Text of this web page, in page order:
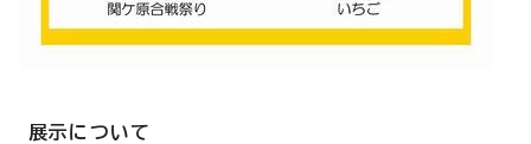
展示について